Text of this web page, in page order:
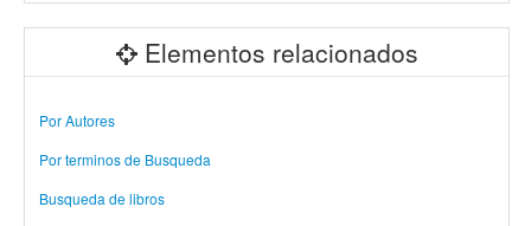
Elementos relacionados
Por Autores
Por terminos de Busqueda
Busqueda de libros